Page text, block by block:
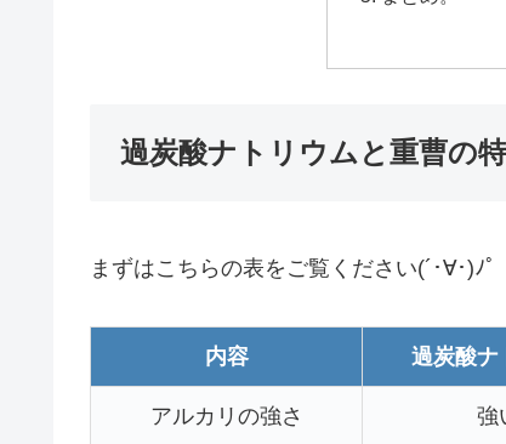
過炭酸ナトリウムと重曹の
まずはこちらの表をご覧ください(´･∀･)ﾉﾟ
内容 過炭酸ナ
アルカリの強さ 強